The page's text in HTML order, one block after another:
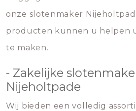
onze slotenmaker
producten kunnen u helpen
te maken.
- Zakelijke
Nijeholtpade
Wij bieden een volledig